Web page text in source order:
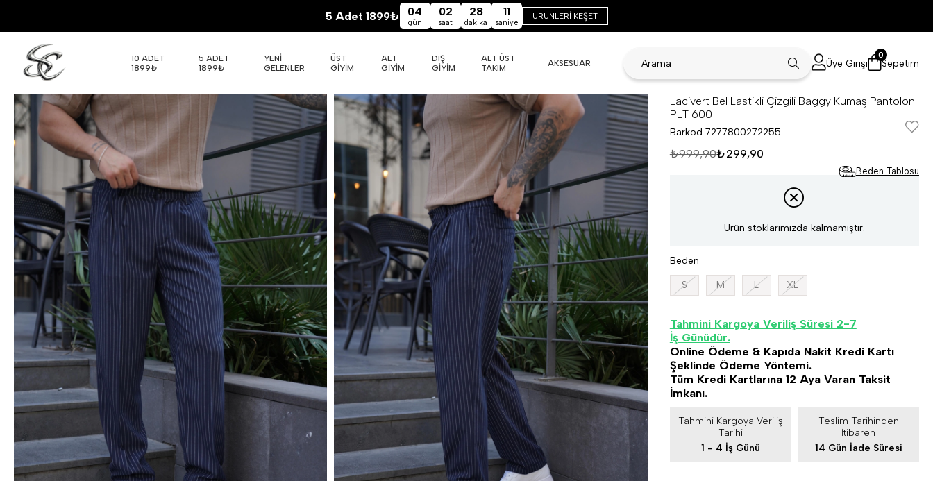
5 Adet 1899₺ 04
gün
02
saat
28
dakika
10
saniye
ÜRÜNLERİ KEŞET
10 ADET
1899₺
5 ADET
1899₺
YENİ
GELENLER
ÜST
GİYİM
ALT
GİYİM
DIŞ
GİYİM
ALT ÜST
TAKIM
AKSESUAR Üye Girişi Sepetim
0
Lacivert Bel Lastikli Çizgili Baggy Kumaş Pantolon
PLT 600
Barkod 7277800272255
₺999,90₺299,90
Beden Tablosu
Ürün stoklarımızda kalmamıştır.
Beden
S M L XL
Tahmini Kargoya Veriliş Süresi 2-7
İş Günüdür.
Online Ödeme & Kapıda Nakit Kredi Kartı
Şeklinde Ödeme Yöntemi.
Tüm Kredi Kartlarına 12 Aya Varan Taksit
İmkanı.
Tahmini Kargoya Veriliş
Tarihi
1 - 4 İş Günü
Teslim Tarihinden
İtibaren
14 Gün İade Süresi